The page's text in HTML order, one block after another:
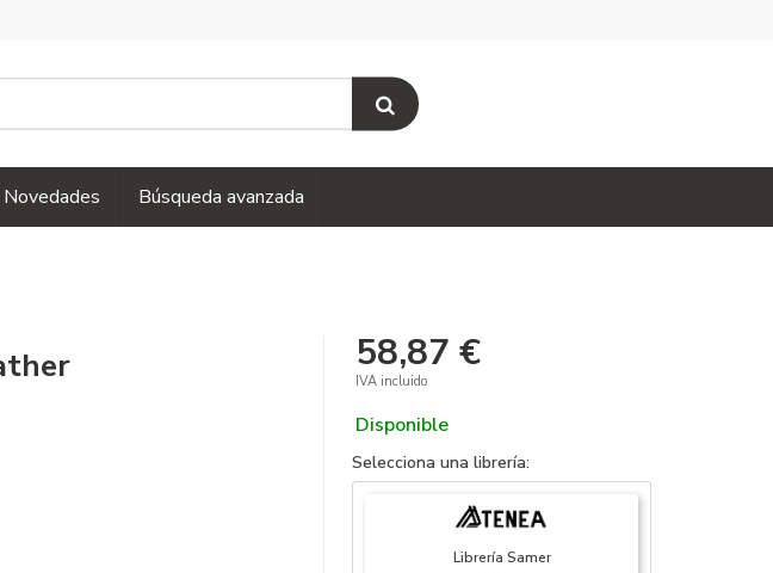
Novedades Búsqueda avanzada
58,87 €
IVA incluido
Disponible
Selecciona una librería:
Librería Samer